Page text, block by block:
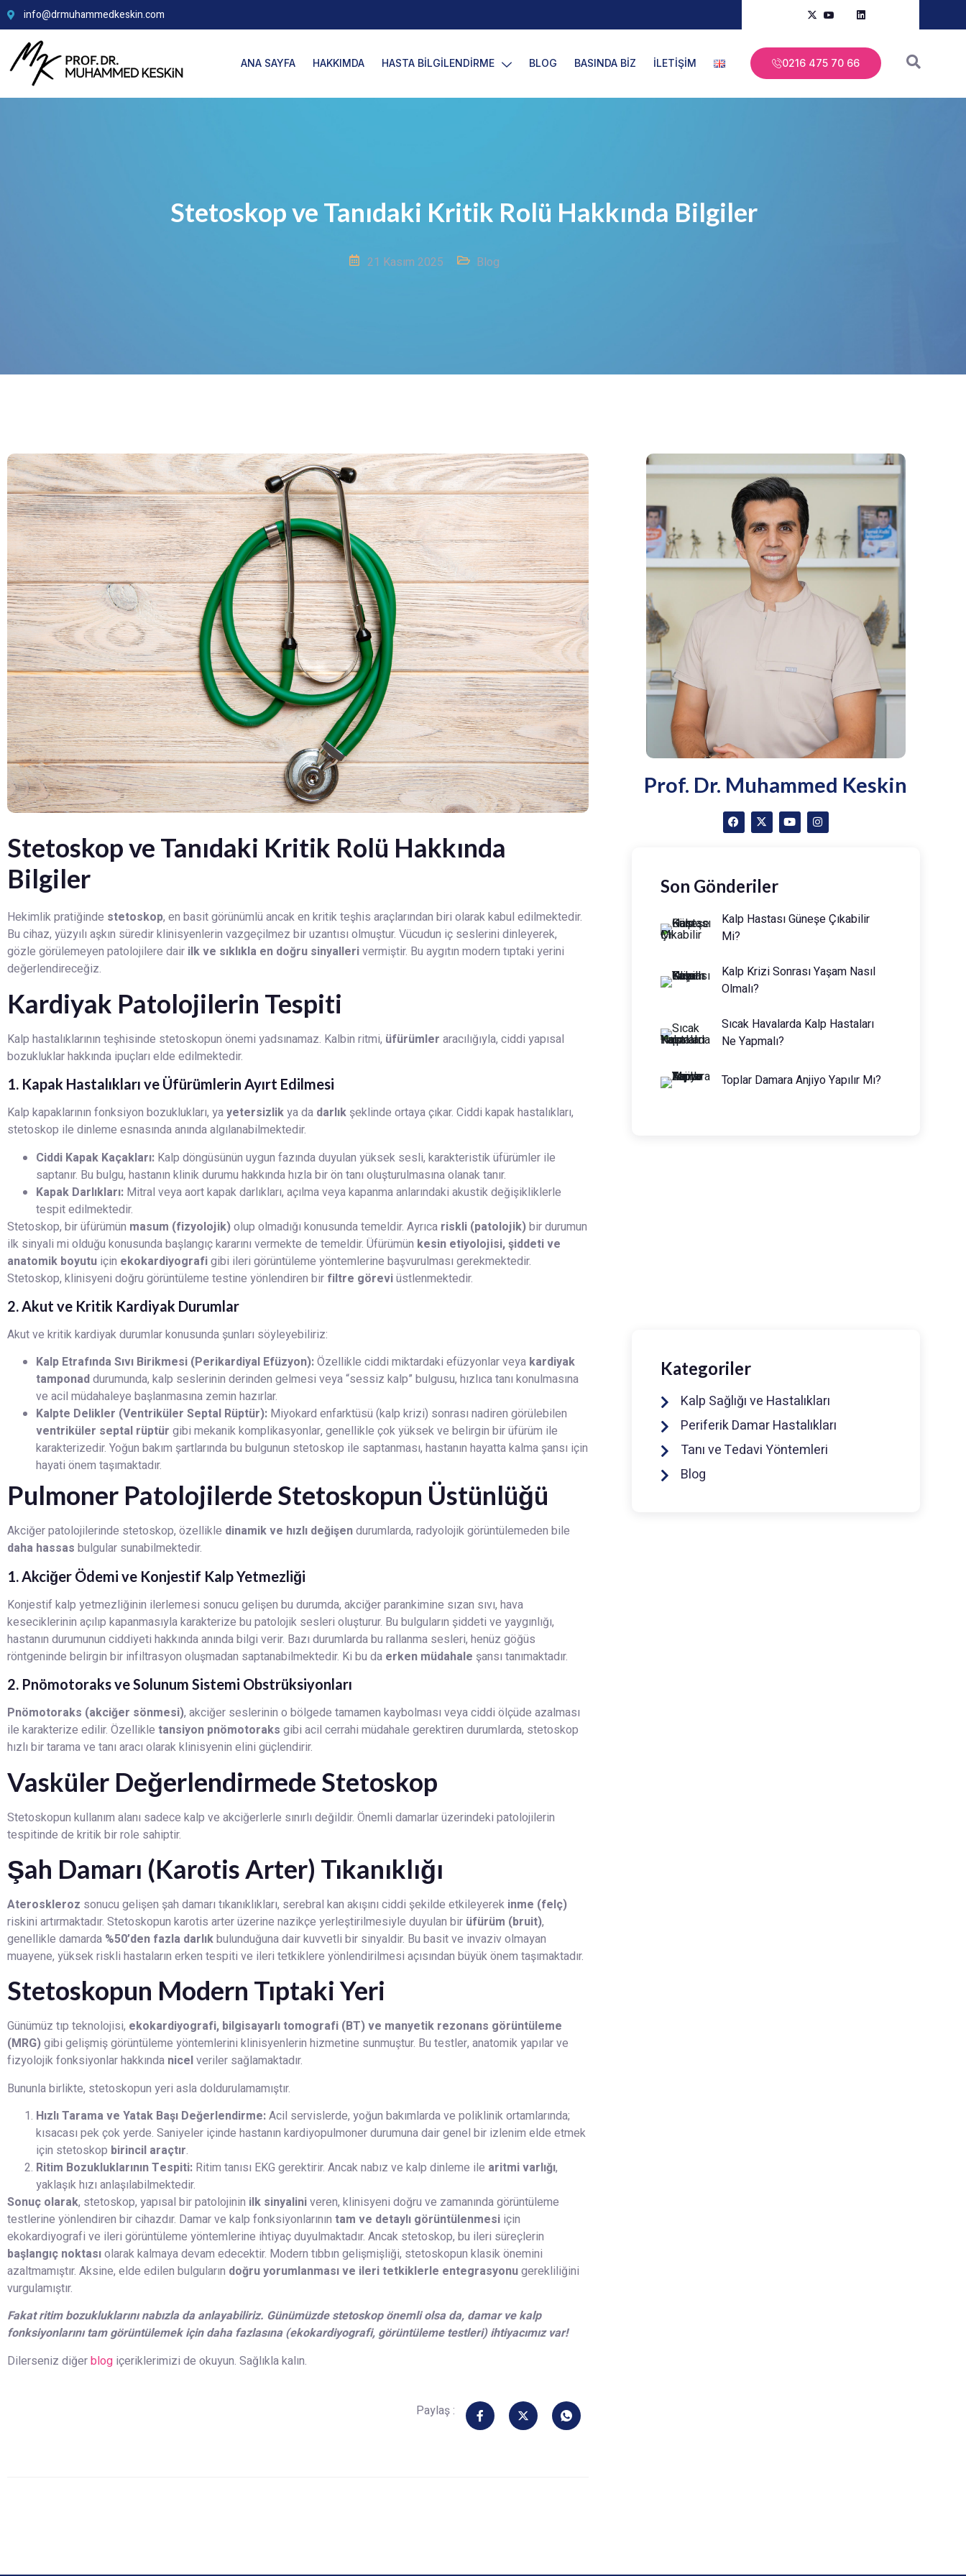
info@drmuhammedkeskin.com
ANA SAYFA HAKKIMDA HASTA BİLGİLENDİRME BLOG BASINDA BİZ İLETİŞİM 0216 475 70 66
Stetoskop ve Tanıdaki Kritik Rolü Hakkında Bilgiler
21 Kasım 2025 Blog
Stetoskop ve Tanıdaki Kritik Rolü Hakkında
Bilgiler
Hekimlik pratiğinde stetoskop, en basit görünümlü ancak en kritik teşhis araçlarından biri olarak kabul edilmektedir.
Bu cihaz, yüzyılı aşkın süredir klinisyenlerin vazgeçilmez bir uzantısı olmuştur. Vücudun iç seslerini dinleyerek,
gözle görülemeyen patolojilere dair ilk ve sıklıkla en doğru sinyallerivermiştir. Bu aygıtın modern tıptaki yerini
değerlendireceğiz.
Kardiyak Patolojilerin Tespiti
Kalp hastalıklarının teşhisinde stetoskopun önemi yadsınamaz. Kalbin ritmi, üfürümler aracılığıyla, ciddi yapısal
bozukluklar hakkında ipuçları elde edilmektedir.
1. Kapak Hastalıkları ve Üfürümlerin Ayırt Edilmesi
Kalp kapaklarının fonksiyon bozuklukları, yayetersizlikya da darlık şeklinde ortaya çıkar. Ciddi kapak hastalıkları,
stetoskop ile dinleme esnasında anında algılanabilmektedir.
Ciddi Kapak Kaçakları: Kalp döngüsünün uygun fazında duyulan yüksek sesli, karakteristik üfürümler ile
saptanır. Bu bulgu, hastanın klinik durumu hakkında hızla bir ön tanı oluşturulmasına olanak tanır.
Kapak Darlıkları: Mitral veya aort kapak darlıkları, açılma veya kapanma anlarındaki akustik değişikliklerle
tespit edilmektedir.
Stetoskop, bir üfürümün masum (fizyolojik)olup olmadığı konusunda temeldir. Ayrıca riskli (patolojik)bir durumun
ilk sinyali mi olduğu konusunda başlangıç kararını vermekte de temeldir. Üfürümün kesin etiyolojisi, şiddeti ve
anatomik boyutu için ekokardiyografigibi ileri görüntüleme yöntemlerine başvurulması gerekmektedir.
Stetoskop, klinisyeni doğru görüntüleme testine yönlendiren bir filtre göreviüstlenmektedir.
2. Akut ve Kritik Kardiyak Durumlar
Akut ve kritik kardiyak durumlar konusunda şunları söyleyebiliriz:
Kalp Etrafında Sıvı Birikmesi (Perikardiyal Efüzyon):Özellikle ciddi miktardaki efüzyonlar veya kardiyak
tamponaddurumunda, kalp seslerinin derinden gelmesi veya “sessiz kalp” bulgusu, hızlıca tanı konulmasına
ve acil müdahaleye başlanmasına zemin hazırlar.
Kalpte Delikler (Ventriküler Septal Rüptür): Miyokard enfarktüsü (kalp krizi) sonrası nadiren görülebilen
ventriküler septal rüptür gibi mekanik komplikasyonlar, genellikle çok yüksek ve belirgin bir üfürüm ile
karakterizedir. Yoğun bakım şartlarında bu bulgunun stetoskop ile saptanması, hastanın hayatta kalma şansı için
hayati önem taşımaktadır.
Pulmoner Patolojilerde Stetoskopun Üstünlüğü
Akciğer patolojilerinde stetoskop, özellikle dinamik ve hızlı değişendurumlarda, radyolojik görüntülemeden bile
daha hassas bulgular sunabilmektedir.
1. Akciğer Ödemi ve Konjestif Kalp Yetmezliği
Konjestif kalp yetmezliğinin ilerlemesi sonucu gelişen bu durumda, akciğer parankimine sızan sıvı, hava
keseciklerinin açılıp kapanmasıyla karakterize bu patolojik sesleri oluşturur. Bu bulguların şiddeti ve yaygınlığı,
hastanın durumunun ciddiyeti hakkında anında bilgi verir. Bazı durumlarda bu rallanma sesleri, henüz göğüs
röntgeninde belirgin bir infiltrasyon oluşmadan saptanabilmektedir. Ki bu da erken müdahale şansı tanımaktadır.
2. Pnömotoraks ve Solunum Sistemi Obstrüksiyonları
Pnömotoraks (akciğer sönmesi), akciğer seslerinin o bölgede tamamen kaybolması veya ciddi ölçüde azalması
ile karakterize edilir. Özellikle tansiyon pnömotoraks gibi acil cerrahi müdahale gerektiren durumlarda, stetoskop
hızlı bir tarama ve tanı aracı olarak klinisyenin elini güçlendirir.
Vasküler Değerlendirmede Stetoskop
Stetoskopun kullanım alanı sadece kalp ve akciğerlerle sınırlı değildir. Önemli damarlar üzerindeki patolojilerin
tespitinde de kritik bir role sahiptir.
Şah Damarı (Karotis Arter) Tıkanıklığı
Ateroskleroz sonucu gelişen şah damarı tıkanıklıkları, serebral kan akışını ciddi şekilde etkileyerek inme (felç)
riskini artırmaktadır. Stetoskopun karotis arter üzerine nazikçe yerleştirilmesiyle duyulan bir üfürüm (bruit),
genellikle damarda %50’den fazla darlıkbulunduğuna dair kuvvetli bir sinyaldir. Bu basit ve invaziv olmayan
muayene, yüksek riskli hastaların erken tespiti ve ileri tetkiklere yönlendirilmesi açısından büyük önem taşımaktadır.
Stetoskopun Modern Tıptaki Yeri
Günümüz tıp teknolojisi, ekokardiyografi, bilgisayarlı tomografi (BT) ve manyetik rezonans görüntüleme
(MRG)gibi gelişmiş görüntüleme yöntemlerini klinisyenlerin hizmetine sunmuştur. Bu testler, anatomik yapılar ve
fizyolojik fonksiyonlar hakkında nicelveriler sağlamaktadır.
Bununla birlikte, stetoskopun yeri asla doldurulamamıştır.
Hızlı Tarama ve Yatak Başı Değerlendirme:Acil servislerde, yoğun bakımlarda ve poliklinik ortamlarında;
kısacası pek çok yerde. Saniyeler içinde hastanın kardiyopulmoner durumuna dair genel bir izlenim elde etmek
için stetoskop birincil araçtır.
Ritim Bozukluklarının Tespiti: Ritim tanısı EKG gerektirir. Ancak nabız ve kalp dinleme ile aritmi varlığı,
yaklaşık hızı anlaşılabilmektedir.
Sonuç olarak, stetoskop, yapısal bir patolojinin ilk sinyaliniveren, klinisyeni doğru ve zamanında görüntüleme
testlerine yönlendiren bir cihazdır. Damar ve kalp fonksiyonlarının tam ve detaylı görüntülenmesi için
ekokardiyografi ve ileri görüntüleme yöntemlerine ihtiyaç duyulmaktadır. Ancak stetoskop, bu ileri süreçlerin
başlangıç noktasıolarak kalmaya devam edecektir. Modern tıbbın gelişmişliği, stetoskopun klasik önemini
azaltmamıştır. Aksine, elde edilen bulguların doğru yorumlanması ve ileri tetkiklerle entegrasyonugerekliliğini
vurgulamıştır.
Fakat ritim bozukluklarını nabızla da anlayabiliriz. Günümüzde stetoskop önemli olsa da, damar ve kalp
fonksiyonlarını tam görüntülemek için daha fazlasına (ekokardiyografi, görüntüleme testleri) ihtiyacımız var!
Dilerseniz diğerblog içeriklerimizi de okuyun. Sağlıkla kalın.
Paylaş :
Prof. Dr. Muhammed Keskin
Son Gönderiler
Kalp Hastası Güneşe Çıkabilir
Mi?
Kalp Krizi Sonrası Yaşam Nasıl
Olmalı?
Sıcak Havalarda Kalp Hastaları
Ne Yapmalı?
Toplar Damara Anjiyo Yapılır Mı?
Kategoriler
Kalp Sağlığı ve Hastalıkları
Periferik Damar Hastalıkları
Tanı ve Tedavi Yöntemleri
Blog